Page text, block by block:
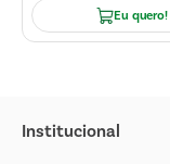
Eu quero!
Institucional